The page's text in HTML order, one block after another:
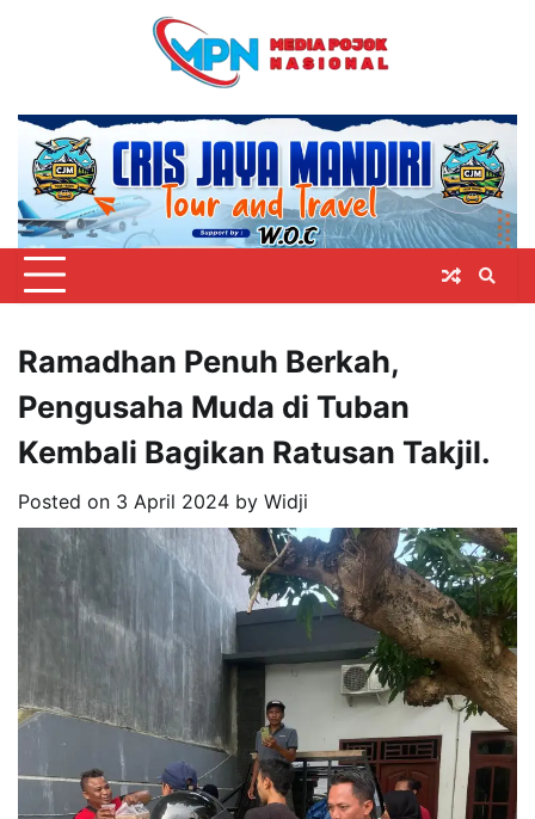
Ramadhan Penuh Berkah,
Pengusaha Muda di Tuban
Kembali Bagikan Ratusan Takjil.
Posted on 3 April 2024 by Widji